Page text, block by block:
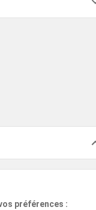
préférences :